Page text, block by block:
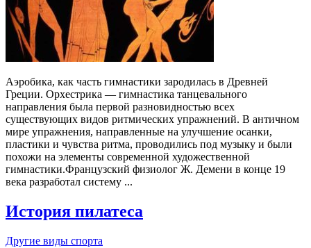
Аэробика, как часть гимнастики зародилась в Древней
Греции. Орхестрика — гимнастика танцевального
направления была первой разновидностью всех
существующих видов ритмических упражнений. В античном
мире упражнения, направленные на улучшение осанки,
пластики и чувства ритма, проводились под музыку и были
похожи на элементы современной художественной
гимнастики.Французский физиолог Ж. Демени в конце 19
века разработал систему ...
История пилатеса
Другие виды спорта